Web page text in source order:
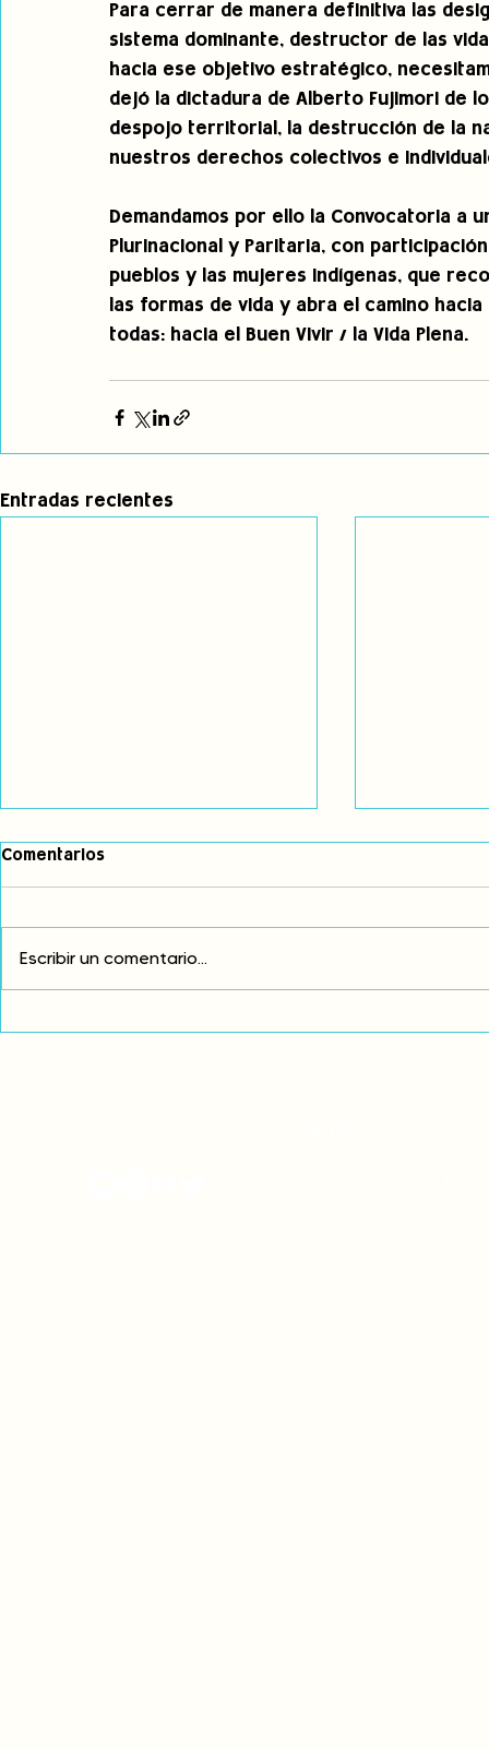
Para cerrar de manera definitiva las
sistema dominante, destructor de las
hacia ese objetivo estratégico,
dejó la dictadura de Alberto Fujimori de
despojo territorial, la destrucción de la
nuestros derechos colectivos e
Demandamos por ello la Convocatoria a
Plurinacional y Paritaria, con
pueblos y las mujeres indígenas, que
las formas de vida y abra el camino
todas: hacia el Buen Vivir / la Vida Plena.
Entradas recientes
Comentarios
Escribir un comentario...